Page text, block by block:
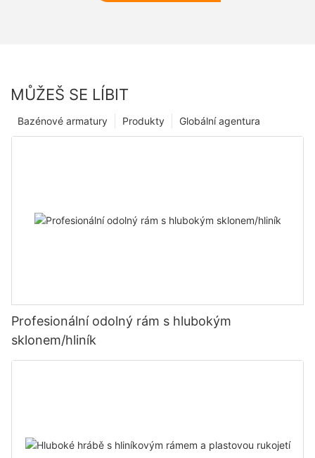
MŮŽEŠ SE LÍBIT
Globální agentura
Produkty
Bazénové armatury
Profesionální odolný rám s hlubokým
sklonem/hliník